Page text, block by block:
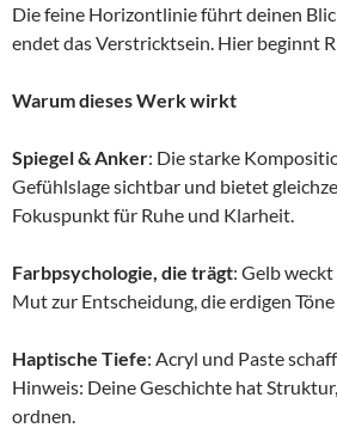
Die feine Horizontlinie führt deinen
endet das Verstricktsein. Hier beginnt
Warum dieses Werk wirkt
Spiegel & Anker: Die starke
Gefühlslage sichtbar und bietet
Fokuspunkt für Ruhe und Klarheit.
Farbpsychologie, die trägt: Gelb
Mut zur Entscheidung, die erdigen
Haptische Tiefe: Acryl und Paste
Hinweis: Deine Geschichte hat
ordnen.